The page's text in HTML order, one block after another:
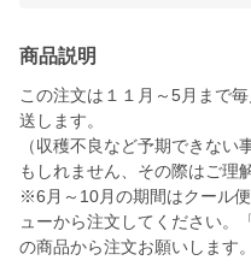
商品説明
この注文は１１月～5月まで
送します。
（収穫不良など予期できな
もしれません、その際はご理
※6月～10月の期間はクール
ューから注文してください。
の商品から注文お願いします。